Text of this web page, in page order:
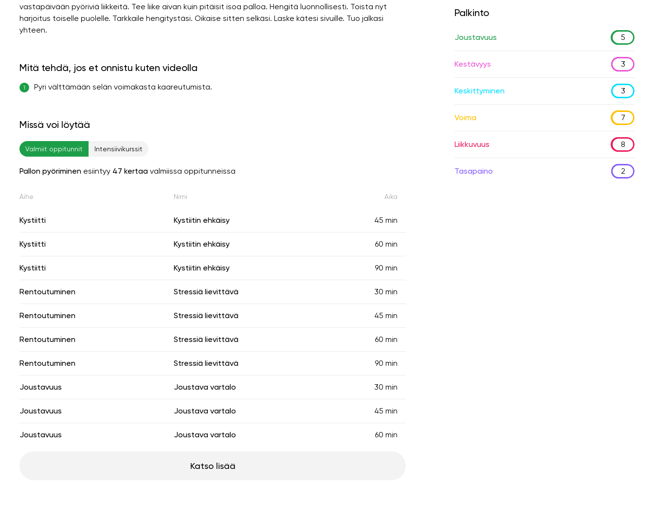
vastapäivään pyöriviä liikkeitä. Tee liike aivan kuin pitäisit isoa palloa. Hengitä luonnollisesti. Toista nyt
harjoitus toiselle puolelle. Tarkkaile hengitystäsi. Oikaise sitten selkäsi. Laske kätesi sivuille. Tuo jalkasi
yhteen.
Mitä tehdä, jos et onnistu kuten videolla
1 Pyri välttämään selän voimakasta kaareutumista.
Missä voi löytää
Valmiit oppitunnit Intensiivikurssit
Pallon pyöriminen esiintyy 47 kertaa valmiissa oppitunneissa
Aihe Nimi Aika
Kystiitti Kystiitin ehkäisy 45 min
Kystiitti Kystiitin ehkäisy 60 min
Kystiitti Kystiitin ehkäisy 90 min
Rentoutuminen Stressiä lievittävä 30 min
Rentoutuminen Stressiä lievittävä 45 min
Rentoutuminen Stressiä lievittävä 60 min
Rentoutuminen Stressiä lievittävä 90 min
Joustavuus Joustava vartalo 30 min
Joustavuus Joustava vartalo 45 min
Joustavuus Joustava vartalo 60 min
Katso lisää
Palkinto
Joustavuus 5
Kestävyys 3
Keskittyminen 3
Voima 7
Liikkuvuus 8
Tasapaino 2